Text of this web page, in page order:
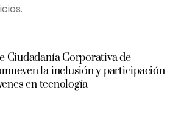
Ciudadanía Corporativa de
la inclusión y participación
en tecnología